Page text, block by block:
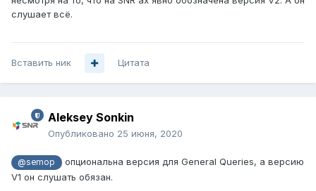
слушает всё.
Вставить ник Цитата
Aleksey Sonkin
Опубликовано 25 июня, 2020
@semop
опциональна версия для General Queries, а версию
V1 он слушать обязан.